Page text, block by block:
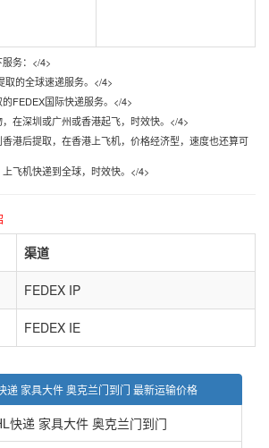
务：</4>
取的全球速递服务。</4>
FEDEX国际快递服务。</4>
在深圳或广州或香港起飞，时效快。</4>
港后提取，在香港上飞机，价格经济型，速度也还算可
飞机快递到全球，时效快。</4>
渠道
FEDEX IP
FEDEX IE
递 家具大件 奥克兰门到门 最新运输价格
快递 家具大件 奥克兰门到门